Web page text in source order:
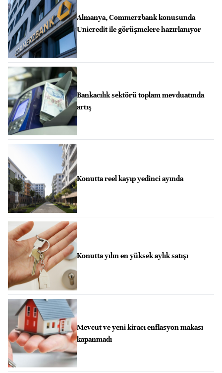
Almanya, Commerzbank konusunda
Unicredit ile görüşmelere hazırlanıyor
Bankacılık sektörü toplam mevduatında
artış
Konutta reel kayıp yedinci ayında
Konutta yılın en yüksek aylık satışı
Mevcut ve yeni kiracı enflasyon makası
kapanmadı